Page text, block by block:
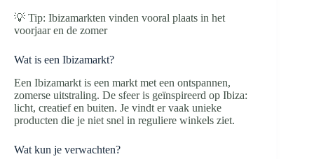
💡 Tip: Ibizamarkten vinden vooral plaats in het
voorjaar en de zomer
Wat is een Ibizamarkt?
Een Ibizamarkt is een markt met een ontspannen,
zomerse uitstraling. De sfeer is geïnspireerd op Ibiza:
licht, creatief en buiten. Je vindt er vaak unieke
producten die je niet snel in reguliere winkels ziet.
Wat kun je verwachten?